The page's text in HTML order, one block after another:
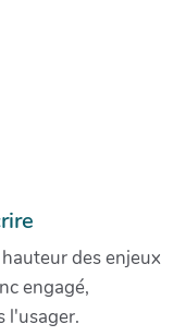
des enjeux
engagé,
l'usager.